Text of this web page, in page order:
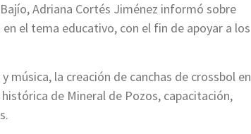
Adriana Cortés Jiménez informó sobre
el tema educativo, con el fin de apoyar a los
la creación de canchas de crossbol en
de Mineral de Pozos, capacitación,